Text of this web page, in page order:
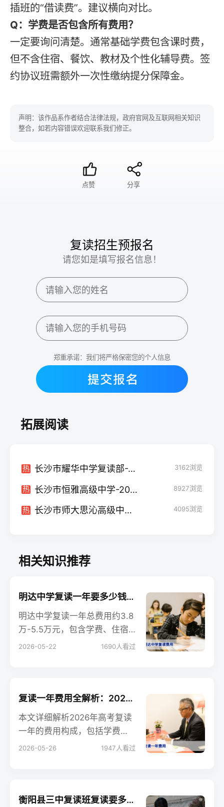
插班的“借读费”。建议横向对比。
Q：学费是否包含所有费用？
一定要询问清楚。通常基础学费包含课时费，
但不含住宿、餐饮、教材及个性化辅导费。签
约协议班需额外一次性缴纳提分保障金。
声明：该作品系作者结合法律法规，政府官网及互联网相关知识
整合，如若内容错误欢迎联系我们修正。
点赞 分享
复读招生预报名
请您如是填写报名信息！
郑重承诺：我们将严格保密您的个人信息
拓展阅读
热 长沙市耀华中学复读部-2024招生简章 3162浏览
热 长沙市恒雅高级中学-2024招生简章 8927浏览
热 长沙市师大思沁高级中学-2024招生简章 4095浏览
相关知识推荐
明达中学复读一年要多少钱？2026年最新收费标准及费用明细全解析
明达中学复读一年总费用约3.8
万-5.5万元，包含学费、住宿
费、资料费等，具体因班型、
2026-05-22 1690人看过
复读一年费用全解析：2026年最新收费标准与性价比指南
本文详细解析2026年高考复读
一年的费用构成，包括学费、
住宿费、资料费等，并提供不
2026-05-26 1947 人看过
衡阳县三中复读班复读要多少钱一年？2026年最新费用与收费明细解析